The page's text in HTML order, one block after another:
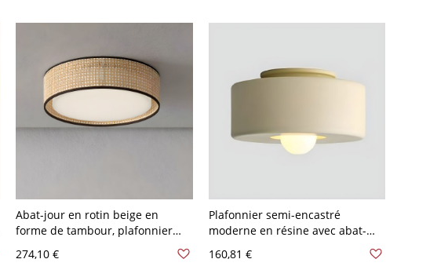
Abat-jour en rotin beige en
forme de tambour, plafonnier
traditionnel à 1 lumière - 110 V-
120 V 45,72 cm
274,10 €
Plafonnier semi-encastré
moderne en résine avec abat-
110 V-120 V Jaune Crème
160,81 €